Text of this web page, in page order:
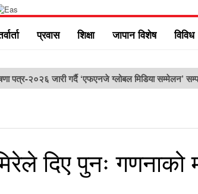
प्रवास शिक्षा जापान विशेष विविध
पत्र-२०२६ जारी गर्दै ‘एफएनजे ग्लोबल मिडिया सम्मेलन’
दिए पुनः गणनाको